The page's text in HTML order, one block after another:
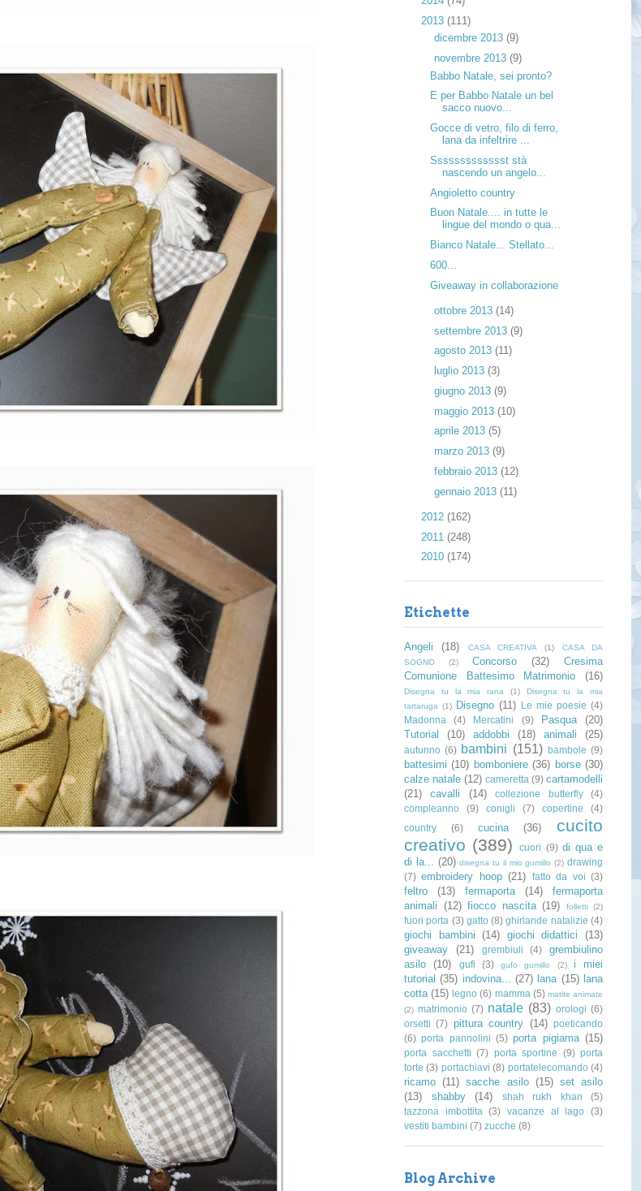
2013 (111)
dicembre 2013 (9)
novembre 2013 (9)
Babbo Natale, sei pronto?
E per Babbo Natale un bel
sacco nuovo...
Gocce di vetro, filo di ferro,
lana da infeltrire ...
Ssssssssssssst stà
nascendo un angelo...
Angioletto country
Buon Natale.... in tutte le
lingue del mondo o qua...
Bianco Natale... Stellato...
600...
Giveaway in collaborazione
ottobre 2013 (14)
settembre 2013 (9)
agosto 2013 (11)
luglio 2013 (3)
giugno 2013 (9)
maggio 2013 (10)
aprile 2013 (5)
marzo 2013 (9)
febbraio 2013 (12)
gennaio 2013 (11)
2012 (162)
2011 (248)
2010 (174)
Etichette
Angeli (18) CASA CREATIVA (1)
CASA DA
SOGNO
(2) Concorso (32)
Cresima
Comunione Battesimo Matrimonio
(16)
Disegna tu la mia rana (1)
Disegna tu la mia
tartaruga (1) Disegno (11) Le mie poesie (4)
Madonna
(4) Mercatini (9) Pasqua
(20)
Tutorial
(10) addobbi (18) animali (25)
autunno (6) bambini (151) bambole (9)
battesimi (10) bomboniere (36) borse (30)
calze natale (12) cameretta (9) cartamodelli
(21)
cavalli (14) collezione butterfly
(4)
compleanno
(9) conigli (7) copertine
(4)
country
(6) cucina (36)
cucito
creativo (389) cuori (9) di qua e
di la... (20) disegna tu il mio gumillo (2) drawing
(7) embroidery hoop (21) fatto da voi (3)
feltro (13) fermaporta (14)
fermaporta
animali
(12) fiocco nascita (19) folletti (2)
fuori porta (3) gatto (8) ghirlande natalizie (4)
giochi bambini (14) giochi didattici
(13)
giveaway
(21) grembiuli (4)
grembiulino
asilo
(10) gufi (3) gufo gumillo (2)
i miei
tutorial (35) indovina... (27) lana (15) lana
cotta (15) legno (6) mamma (5) matite animate
(2) matrimonio (7) natale (83) orologi (6)
orsetti (7) pittura country (14) poeticando
(6) porta pannolini (5) porta pigiama (15)
porta sacchetti (7) porta sportine (9) porta
torte (3) portachiavi (8) portatelecomando (4)
ricamo (11) sacche asilo (15) set asilo
(13)
shabby (14) shah rukh khan
(5)
tazzona imbottita
(3) vacanze al lago
(3)
vestiti bambini (7) zucche (8)
Blog Archive